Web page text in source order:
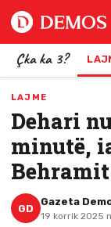
Çka ka 3?
LAJME
Dehari
minutë,
Behramit
GD
Gazeta
19 korrik 2025